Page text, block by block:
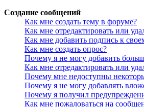
Создание сообщений
Как мне создать тему в форуме?
Как мне отредактировать или
Как мне добавить подпись к
Как мне создать опрос?
Почему я не могу добавить
Как мне отредактировать или
Почему мне недоступны
Почему я не могу добавлять
Почему я получил
Как мне пожаловаться на